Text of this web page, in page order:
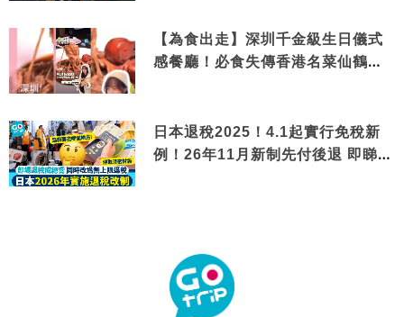
【為食出走】深圳千金級生日儀式
感餐廳！必食失傳香港名菜仙鶴神
日本退稅2025！4.1起實行免稅新
例！26年11月新制先付後退 即睇步